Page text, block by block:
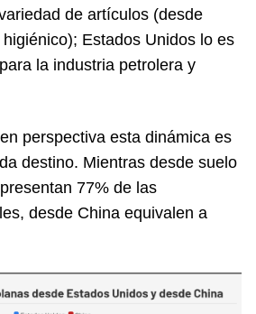
de artículos (desde
Estados Unidos lo es
la industria petrolera y
perspectiva esta dinámica es
destino. Mientras desde suelo
77% de las
desde China equivalen a